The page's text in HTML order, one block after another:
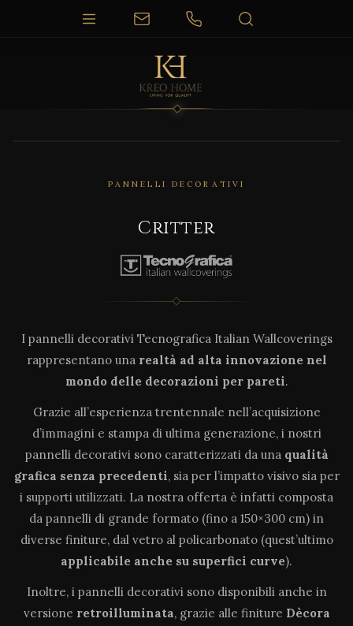
PANNELLI DECORATIVI
Critter
I pannelli decorativi Tecnografica Italian Wallcoverings
rappresentano una realtà ad alta innovazione nel
mondo delle decorazioni per pareti.
Grazie all’esperienza trentennale nell’acquisizione
d’immagini e stampa di ultima generazione, i nostri
pannelli decorativi sono caratterizzati da una qualità
grafica senza precedenti, sia per l’impatto visivo sia per
i supporti utilizzati. La nostra offerta è infatti composta
da pannelli di grande formato (fino a 150×300 cm) in
diverse finiture, dal vetro al policarbonato (quest’ultimo
applicabile anche su superfici curve).
Inoltre, i pannelli decorativi sono disponibili anche in
versione retroilluminata, grazie alle finiture Dècora